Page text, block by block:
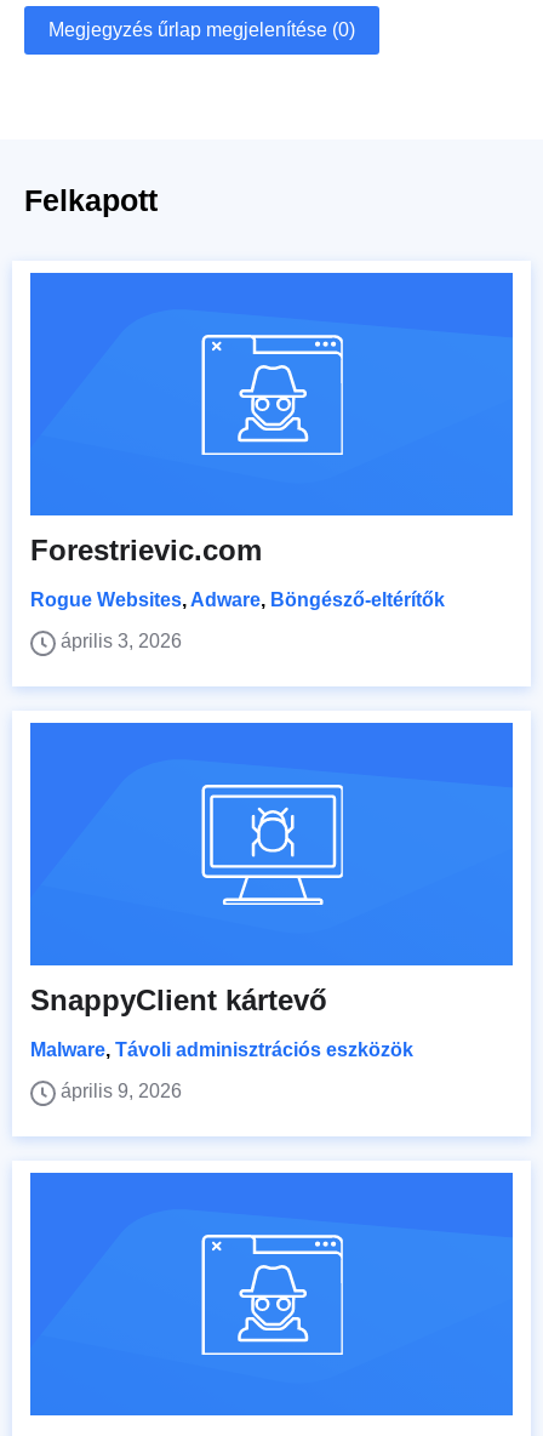
Megjegyzés űrlap megjelenítése (0)
Felkapott
Forestrievic.com
Rogue Websites,Adware, Böngésző-eltérítők
április 3, 2026
SnappyClient kártevő
Malware, Távoli adminisztrációs eszközök
április 9, 2026